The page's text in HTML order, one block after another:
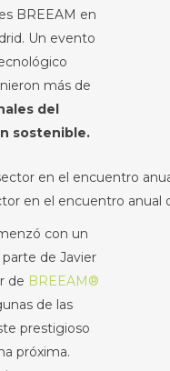
BREEAM en
Un evento
más de
del
sostenible.
en el encuentro anual
con un
de Javier
de BREEAM®
de las
prestigioso
próxima.